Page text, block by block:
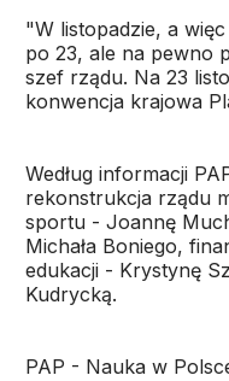
"W listopadzie, a
po 23, ale na pewno
szef rządu. Na 23
konwencja krajowa
Według informacji
rekonstrukcja rządu
sportu - Joannę
Michała Boniego,
edukacji - Krystynę
Kudrycką.
PAP - Nauka w